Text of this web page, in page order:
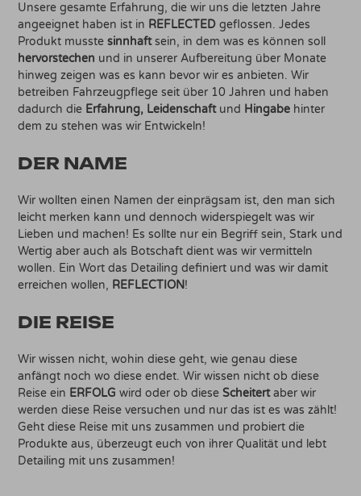
Unsere gesamte Erfahrung, die wir uns die letzten Jahre
angeeignet haben ist in REFLECTED geflossen. Jedes
Produkt musstesinnhaftsein, in dem was es können soll
hervorstechen und in unserer Aufbereitung über Monate
hinweg zeigen was es kann bevor wir es anbieten. Wir
betreiben Fahrzeugpflege seit über 10 Jahren und haben
dadurch die Erfahrung, Leidenschaftund Hingabe hinter
dem zu stehen was wir Entwickeln!
DER NAME
Wir wollten einen Namen der einprägsam ist, den man sich
leicht merken kann und dennoch widerspiegelt was wir
Lieben und machen! Es sollte nur ein Begriff sein, Stark und
Wertig aber auch als Botschaft dient was wir vermitteln
wollen. Ein Wort das Detailing definiert und was wir damit
erreichen wollen, REFLECTION!
DIE REISE
Wir wissen nicht, wohin diese geht, wie genau diese
anfängt noch wo diese endet. Wir wissen nicht ob diese
Reise ein ERFOLG wird oder ob dieseScheitertaber wir
werden diese Reise versuchen und nur das ist es was zählt!
Geht diese Reise mit uns zusammen und probiert die
Produkte aus, überzeugt euch von ihrer Qualität und lebt
Detailing mit uns zusammen!